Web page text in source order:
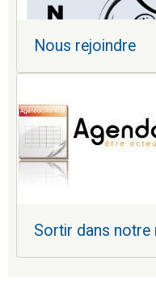
Nous rejoindre
Sortir dans notre